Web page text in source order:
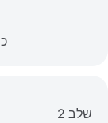
שלב 2